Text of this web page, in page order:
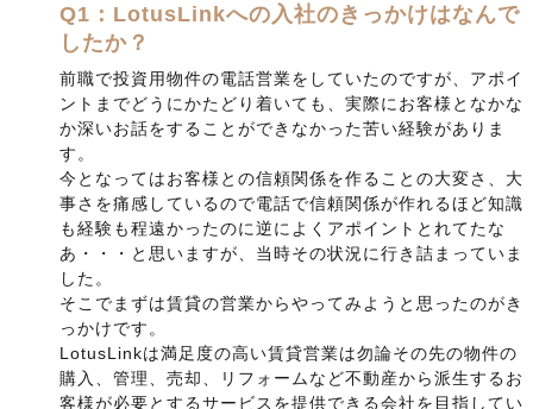
Q1：LotusLinkへの入社のきっかけはなんで
したか？
前職で投資用物件の電話営業をしていたのですが、アポイ
ントまでどうにかたどり着いても、実際にお客様となかな
か深いお話をすることができなかった苦い経験がありま
す。
今となってはお客様との信頼関係を作ることの大変さ、大
事さを痛感しているので電話で信頼関係が作れるほど知識
も経験も程遠かったのに逆によくアポイントとれてたな
あ・・・と思いますが、当時その状況に行き詰まっていま
した。
そこでまずは賃貸の営業からやってみようと思ったのがき
っかけです。
LotusLinkは満足度の高い賃貸営業は勿論その先の物件の
購入、管理、売却、リフォームなど不動産から派生するお
客様が必要とするサービスを提供できる会社を目指してい